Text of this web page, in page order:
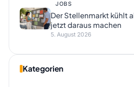
JOBS
Der Stellenmarkt kühlt
jetzt daraus machen
5. August 2026
Kategorien